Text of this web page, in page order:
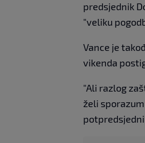
predsjednik
"veliku
Vance je
vikenda
"Ali razlog
želi